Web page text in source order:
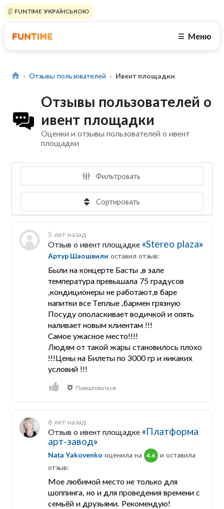
FUNTIME УКРАЇНСЬКОЮ
☰ Меню
Отзывы пользователей Ивент площадки
Отзывы пользователей о
ивент площадки
Оценки и отзывы пользователей о ивент
площадки
Фильтровать
Сортировать
5 лет назад
Отзыв о ивент площадке «Stereo plaza»
Артур Шаошвили оставил отзыв:
Были на концерте Басты ,в зале
температура превышала 75 градусов
,кондиционеры не работают,в баре
напитки все Теплые ,бармен грязную
Посуду ополаскивает водичкой и опять
наливает новым клиентам !!!
Самое ужасное место!!!!
Людям от такой жары становилось плохо
!!!Цены на Билеты по 3000 гр и никаких
условий !!!
Пожаловаться
6 лет назад
Отзыв о ивент площадке «Платформа
арт-завод»
Nata Yakovenko оценила на 4.6 и оставила
отзыв:
Мое любимой место не только для
шоппинга, но и для проведения времени с
семьёй и друзьями. Рекомендую!